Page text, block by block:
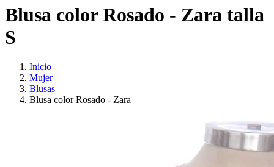
Blusa color Rosado - Zara talla
S
Inicio
Mujer
Blusas
Blusa color Rosado - Zara